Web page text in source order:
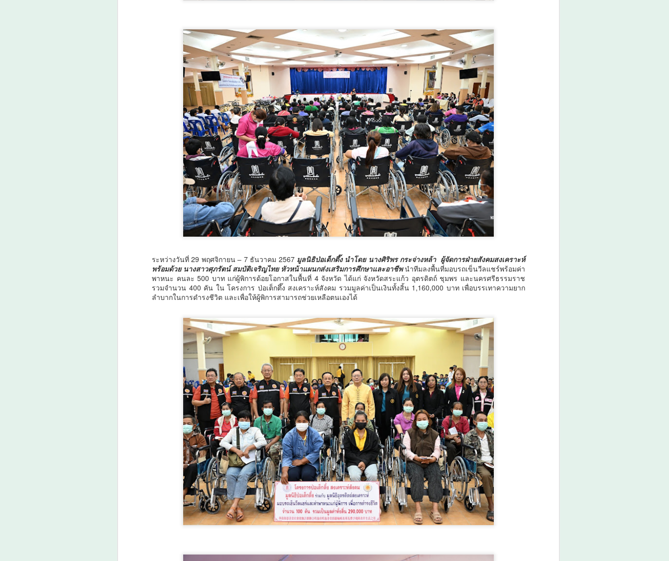
ระหว่างวันที่ 29 พฤศจิกายน – 7 ธันวาคม 2567 มูลนิธิป่อเต็กตึ๊ง นำโดย นางศิริพร กระจ่างหล้า ผู้จัดการฝ่ายสังคมสงเคราะห์
พร้อมด้วย นางสาวศุภรัตน์ สมบัติเจริญไทย หัวหน้าแผนกส่งเสริมการศึกษาและอาชีพนำทีมลงพื้นที่มอบรถเข็นวีลแชร์พร้อมค่า
พาหนะ คนละ 500 บาท แก่ผู้พิการด้อยโอกาสในพื้นที่ 4 จังหวัด ได้แก่ จังหวัดสระแก้ว อุตรดิตถ์ ชุมพร และนครศรีธรรมราช
รวมจำนวน 400 คัน ใน โครงการ ป่อเต็กตึ๊ง สงเคราะห์สังคม รวมมูลค่าเป็นเงินทั้งสิ้น 1,160,000 บาท เพื่อบรรเทาความยาก
ลำบากในการดำรงชีวิต และเพื่อให้ผู้พิการสามารถช่วยเหลือตนเองได้
กำลังเผชิญสถานการณ์โรคไม่ติดต่อ
เรื้อรัง (NCDs) ที่มีแนวโน้มเพิ่มขึ้น
จากพฤติกรรมเสี่ยงด้านสุขภาพของ
ประชาชน ทั้งการดื่มสุรา การสูบ
บุหรี่ และการบริโภคอาหารรสหวาน
มัน และเค็ม ส่งผลให้ปัจจุบันมีผู้ป่วย
โรคเบาหวาน 270 คน และผู้ป่วย
โรคความดันโลหิตสูงกว่า 700 คน
สิงหาคม 2569 เพื่อติดตามความ
ก้าวหน้าและให้คำปรึกษาเชิงลึกแก่ผู้
ประกอบการที่เข้าร่วม โครงการเพิ่ม
ประสิทธิภาพการผลิตอ
บทบาทสำคัญในการยกระดับงาน
วิจัย ห้องปฏิบัติการ การแพทย์ และ
ภาคอุตสาหกรรม ประเทศไทยกำลัง
ก้าวสู่ยุคใหม่ของระบบนิเวศด้าน
วิทยาศาสตร์และนวัตกรรมที่เชื่อม
โยงการวิจัย เทคโนโลยี และภาค
ธุรกิจเข้าด้วยกัน เพื่อสร้างขีดความ
สามารถในการแข่งขันของประเทศ
และภูมิภาคอาเซียน
บริษ
สมุทรสาครเฮ! รถไฟฟ้าสายสีแดงเข้ม วงเวียนใหญ่–มหาชัย 36.8 กม.
AUG
6
วศ.อว.–วท.กห. เปิดเวทีหารือแนวทางขับเคลื่อน
วิทยาศาสตร์และเทคโนโลยี เพื่อสนับสนุน อุตสาหกรรม
ป้องกันประเทศ
วศ.อว.–วท.กห.
AUG
6
กรมพัฒน์ คว้ารางวัล GDCC GOV Cloud Awards
ตอกย้ำความสำเร็จของระบบ DSD Online Training ใน
การขับเคลื่อนการพัฒนากำลังคนที่ทันสมัย
กรมพัฒน์ คว้ารางวัล GDCC GOV Cloud Awards ตอกย้ำความสำเร็จของ
ระบบ DSD Online Training ในการขับเคลื่อนการพัฒนากำลังคนที่ทันสมัย
กรมพัฒนาฝีมือแรงงาน ได้รับรางวัล GDCC GOV Cloud Awards ประจำปี
AUG
ศน. ร่วมกับจังหวัดสตูล จัดกิจกรรม “พลังศรัทธาถวาย
เทียนพรรษา 2 แผ่นดิน สานสัมพันธ์ ไทย – มาเลเซีย”
เชิญชวนพุทธศาสนิกชน งด ละ เลิกอบายมุข เนื่องใน
เทศกาลเข้าพรรษา
ศน.
AUG
6
มูลนิธิกองทุนนิยมไทย จับมือ กระทรวงวัฒนธรรม แถลง
เปิดตัวโครงการ ประกวดอัตลักษณ์อาหารภูมิภาค "รส
ถิ่นไทย" เฟ้นหาเมนูต้นตำรับ 4 ภูมิภาค ดัน Soft Power สู่
ระดับโลก
มูลนิธิกองทุนนิยมไทย จับมือ กระทรวงวัฒนธรรม แถลงเปิดตัวโครงการ
ประกวดอัตลักษณ์อาหารภูมิภาค "รสถิ่นไทย" เฟ้นหาเมนูต้นตำรับ 4 ภูมิภาค
ดัน Soft Power สู่ระดับโลก
วัฒนธรรม โดยกรมส่งเสริมวัฒนธรรม แถลงข่าวเปิดตัวโครงการประกวดอัต